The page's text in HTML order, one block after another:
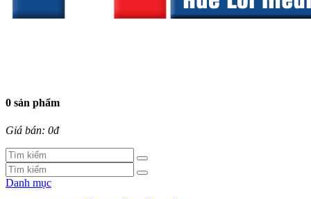
0 sản phẩm
Giá bán: 0đ
Danh mục